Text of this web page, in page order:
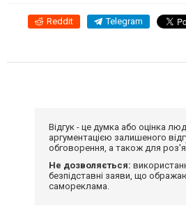
Reddit Telegram
Відгук - це думка або оцінка
аргументацією залишеного
обговорення, а також для
Не дозволяється:
безпідставні заяви, що
самореклама.